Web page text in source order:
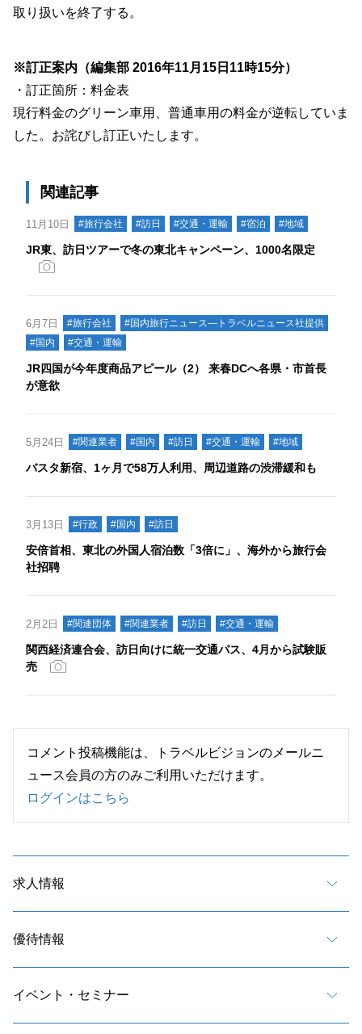
取り扱いを終了する。
※訂正案内（編集部 2016年11月15日11時15分）
・訂正箇所：料金表
現行料金のグリーン車用、普通車用の料金が逆転していま
した。お詫びし訂正いたします。
関連記事
11月10日 #旅行会社 #訪日 #交通・運輸 #宿泊 #地域
JR東、訪日ツアーで冬の東北キャンペーン、1000名限定
6月7日 #旅行会社
#国内旅行ニュース―トラベルニュース社提供
#国内
#交通・運輸
JR四国が今年度商品アピール（2） 来春DCへ各県・市首長
が意欲
5月24日 #関連業者 #国内 #訪日 #交通・運輸 #地域
バスタ新宿、1ヶ月で58万人利用、周辺道路の渋滞緩和も
3月13日 #行政 #国内 #訪日
安倍首相、東北の外国人宿泊数「3倍に」、海外から旅行会
社招聘
2月2日 #関連団体 #関連業者 #訪日 #交通・運輸
関西経済連合会、訪日向けに統一交通パス、4月から試験販
売
コメント投稿機能は、トラベルビジョンのメールニ
ュース会員の方のみご利用いただけます。
ログインはこちら
求人情報
優待情報
イベント・セミナー